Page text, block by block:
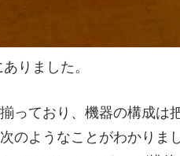
りました。
っており、機器の構成は
のようなことがわかりま